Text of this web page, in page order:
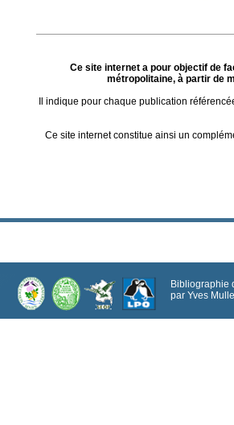
Ce site internet a pour objectif de
métropolitaine, à partir de
Il indique pour chaque publication
Ce site internet constitue ainsi un
Bibliographie
par Yves